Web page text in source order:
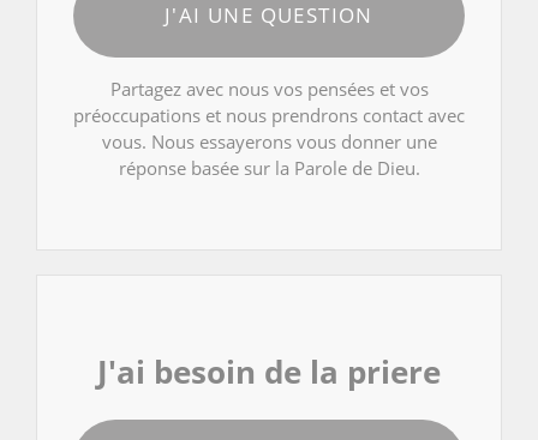
J'AI UNE QUESTION
Partagez avec nous vos pensées et vos
préoccupations et nous prendrons contact avec
vous. Nous essayerons vous donner une
réponse basée sur la Parole de Dieu.
J'ai besoin de la priere